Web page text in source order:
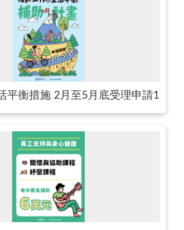
平衡措施 2月至5月底受理申請1